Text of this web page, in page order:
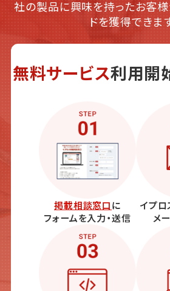
社の製品に興味を持ったお客様
ドを獲得できま
無料サービス利用開
掲載相談窓口に
フォームを入力・送信
イプロ
メ